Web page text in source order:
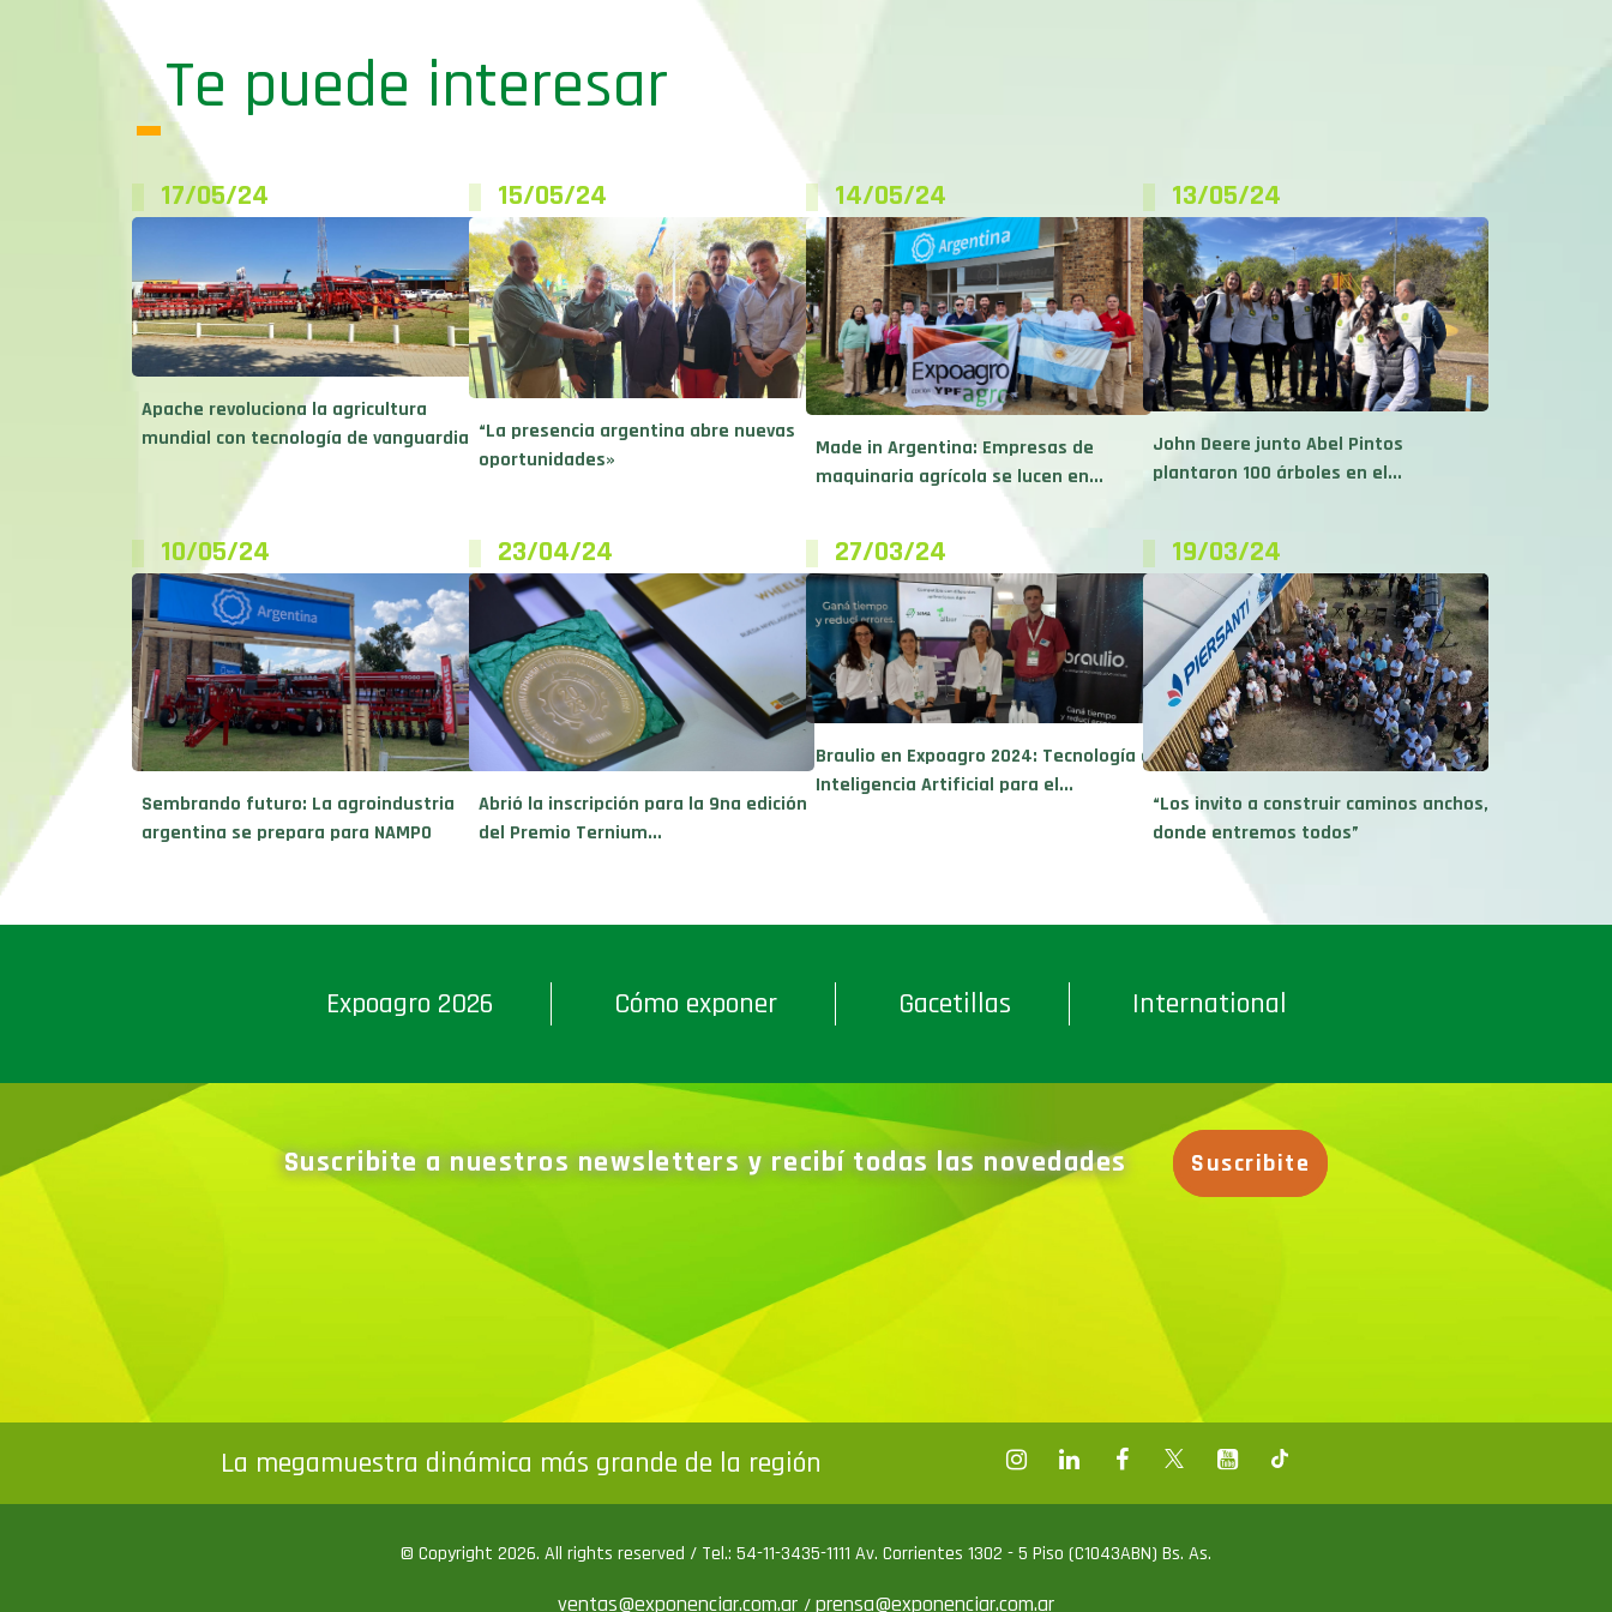
Te puede interesar
17/05/24
Apache revoluciona la agricultura
mundial con tecnología de vanguardia
15/05/24
“La presencia argentina abre nuevas
oportunidades»
14/05/24
Made in Argentina: Empresas de
maquinaria agrícola se lucen en...
13/05/24
John Deere junto Abel Pintos
plantaron 100 árboles en el...
10/05/24
Sembrando futuro: La agroindustria
argentina se prepara para NAMPO
23/04/24
Abrió la inscripción para la 9na edición
del Premio Ternium...
27/03/24
Braulio en Expoagro 2024: Tecnología e
Inteligencia Artificial para el...
19/03/24
“Los invito a construir caminos anchos,
donde entremos todos”
Expoagro 2026 Cómo exponer Gacetillas International
Suscribite a nuestros newsletters y recibí todas las novedades Suscribite
La megamuestra dinámica más grande de la región
© Copyright 2026. All rights reserved / Tel.: 54-11-3435-1111 Av. Corrientes 1302 - 5 Piso (C1043ABN) Bs. As.
ventas@exponenciar.com.ar /prensa@exponenciar.com.ar